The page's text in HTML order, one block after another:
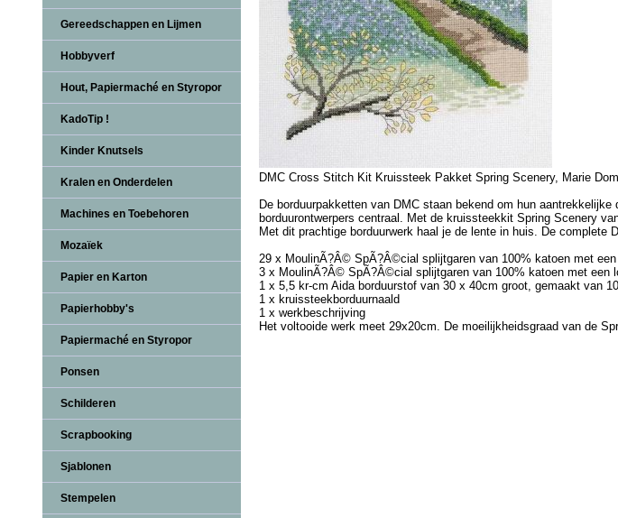
Gereedschappen en Lijmen
Hobbyverf
Hout, Papiermaché en Styropor
KadoTip !
Kinder Knutsels
Kralen en Onderdelen
Machines en Toebehoren
Mozaïek
Papier en Karton
Papierhobby's
Papiermaché en Styropor
Ponsen
Schilderen
Scrapbooking
Sjablonen
Stempelen
DMC Cross Stitch Kit Kruissteek Pakket Spring Scenery, Marie
De borduurpakketten van DMC staan bekend om hun
borduurontwerpers centraal. Met de kruissteekkit Spring Scenery
Met dit prachtige borduurwerk haal je de lente in huis. De complete
29 x MoulinÃ?Â© SpÃ?Â©cial splijtgaren van 100% katoen met
3 x MoulinÃ?Â© SpÃ?Â©cial splijtgaren van 100% katoen met een
1 x 5,5 kr-cm Aida borduurstof van 30 x 40cm groot, gemaakt van
1 x kruissteekborduurnaald
1 x werkbeschrijving
Het voltooide werk meet 29x20cm. De moeilijkheidsgraad van de